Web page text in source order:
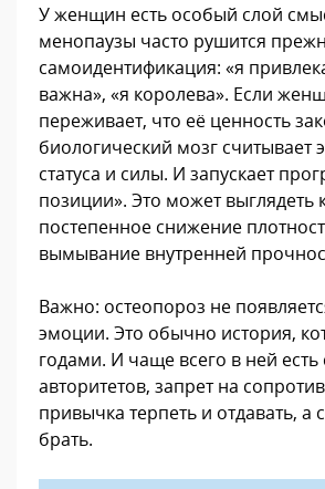
У женщин есть особый слой
менопаузы часто рушится
самоидентификация: «я
важна», «я королева». Если
переживает, что её ценность
биологический мозг считывает
статуса и силы. И запускает
позиции». Это может выглядеть
постепенное снижение
вымывание внутренней
Важно: остеопороз не
эмоции. Это обычно история,
годами. И чаще всего в ней есть
авторитетов, запрет на
привычка терпеть и отдавать, а
брать.